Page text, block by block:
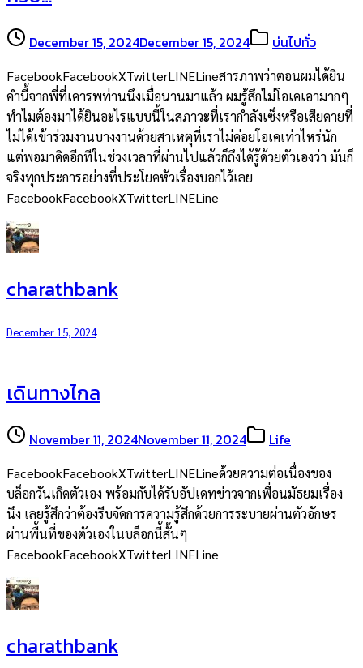
December 15, 2024December 15, 2024 บ่นไปทั่ว
FacebookFacebookXTwitterLINELineสารภาพว่าตอนผมได้ยิน
คำนี้จากพี่ที่เคารพท่านนึงเมื่อนานมาแล้ว ผมรู้สึกไม่โอเคเอามากๆ
ทำไมต้องมาได้ยินอะไรแบบนี้ในสภาวะที่เรากำลังเซ็งหรือเสียดายที่
ไม่ได้เข้าร่วมงานบางงานด้วยสาเหตุที่เราไม่ค่อยโอเคเท่าไหร่นัก
แต่พอมาคิดอีกทีในช่วงเวลาที่ผ่านไปแล้วก็ถึงได้รู้ด้วยตัวเองว่า มันก็
จริงทุกประการอย่างที่ประโยคหัวเรื่องบอกไว้เลย
FacebookFacebookXTwitterLINELine
charathbank
December 15, 2024
เดินทางไกล
November 11, 2024November 11, 2024 Life
FacebookFacebookXTwitterLINELineด้วยความต่อเนื่องของ
บล็อกวันเกิดตัวเอง พร้อมกับได้รับอัปเดทข่าวจากเพื่อนมัธยมเรื่อง
นึง เลยรู้สึกว่าต้องรีบจัดการความรู้สึกด้วยการระบายผ่านตัวอักษร
ผ่านพื้นที่ของตัวเองในบล็อกนี้สั้นๆ
FacebookFacebookXTwitterLINELine
charathbank